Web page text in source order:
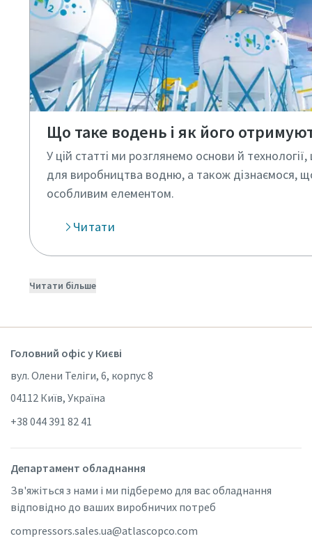
Що таке водень і як його
У цій статті ми розглянемо основи й
для виробництва водню, а також дізнаємося,
особливим елементом.
Читати
Читати більше
Головний офіс у Києві
вул. Олени Теліги, 6, корпус 8
04112 Київ, Україна
+38 044 391 82 41
Департамент обладнання
Зв'яжіться з нами і ми підберемо для вас обладнання
відповідно до ваших виробничих потреб
compressors.sales.ua@atlascopco.com